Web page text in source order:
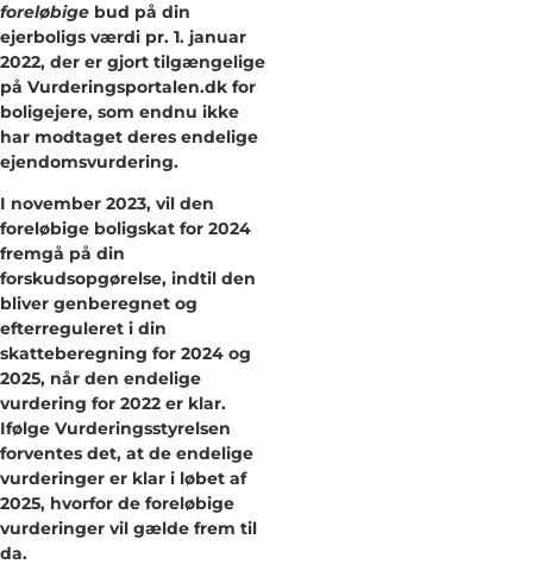
foreløbige bud på din
ejerboligs værdi pr. 1. januar
2022, der er gjort tilgængelige
på Vurderingsportalen.dk for
boligejere, som endnu ikke
har modtaget deres endelige
ejendomsvurdering.
I november 2023, vil den
foreløbige boligskat for 2024
fremgå på din
forskudsopgørelse, indtil den
bliver genberegnet og
efterreguleret i din
skatteberegning for 2024 og
2025, når den endelige
vurdering for 2022 er klar.
Ifølge Vurderingsstyrelsen
forventes det, at de endelige
vurderinger er klar i løbet af
2025, hvorfor de foreløbige
vurderinger vil gælde frem til
da.